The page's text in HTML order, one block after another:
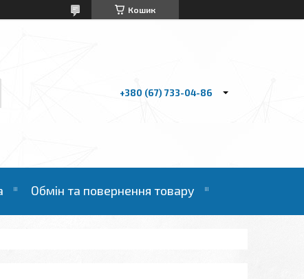
Кошик
+380 (67) 733-04-86
Обмін та повернення товару